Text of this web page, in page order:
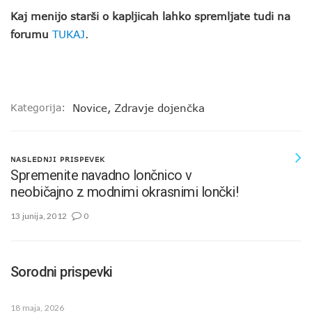
Kaj menijo starši o kapljicah lahko spremljate tudi na
forumu TUKAJ.
Kategorija: Novice, Zdravje dojenčka
NASLEDNJI PRISPEVEK
Spremenite navadno lončnico v
neobičajno z modnimi okrasnimi lončki!
13 junija, 2012 0
Sorodni prispevki
18 maja, 2026